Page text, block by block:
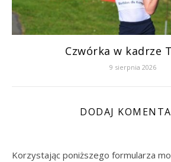
Czwórka w kadrze
9 sierpnia 2026
DODAJ
Korzystając poniższego formularza